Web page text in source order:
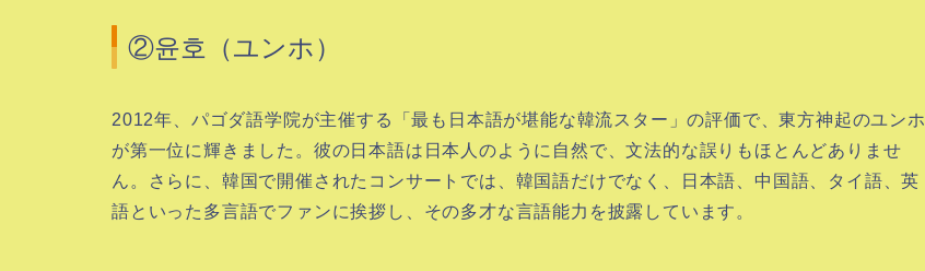
②윤호（ユンホ）
2012年、パゴダ語学院が主催する「最も日本語が堪能な韓流スター」の評価で、東方神起のユンホ
が第一位に輝きました。彼の日本語は日本人のように自然で、文法的な誤りもほとんどありませ
ん。さらに、韓国で開催されたコンサートでは、韓国語だけでなく、日本語、中国語、タイ語、英
語といった多言語でファンに挨拶し、その多才な言語能力を披露しています。